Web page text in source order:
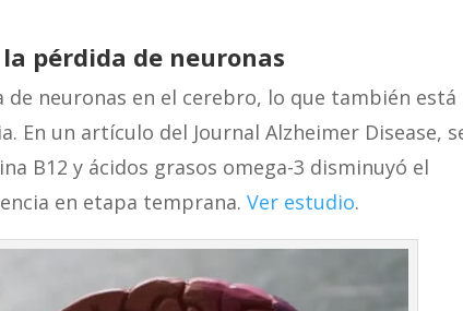
pérdida de neuronas
neuronas en el cerebro, lo que también está
En un artículo del Journal Alzheimer Disease,
B12 y ácidos grasos omega-3 disminuyó el
en etapa temprana.Ver estudio.